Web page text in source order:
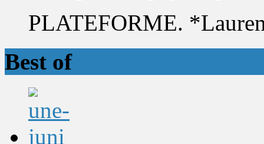
PLATEFORME.
Best of